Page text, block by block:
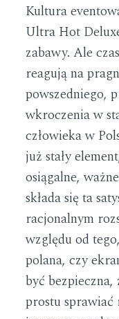
Kultura
Ultra Hot
zabawy. Ale
reagują na
powszedniego,
wkroczenia w
człowieka w
już stały
osiągalne,
składa się ta
racjonalnym
względu od
polana, czy
być
prostu sprawiać